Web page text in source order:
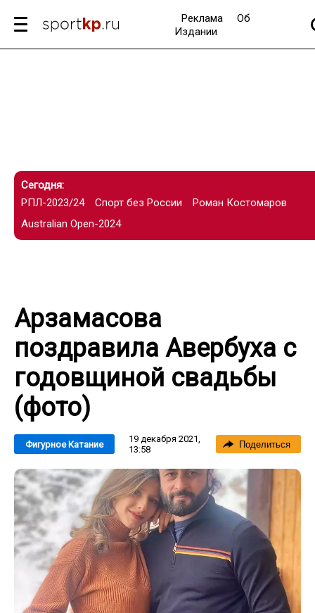
Реклама
Об
Издании
Сегодня:
РПЛ-2023/24
Спорт без России
Роман Костомаров
Australian Open-2024
Арзамасова
поздравила Авербуха с
годовщиной свадьбы
(фото)
Фигурное Катание
19 декабря 2021,
13:58
Поделиться